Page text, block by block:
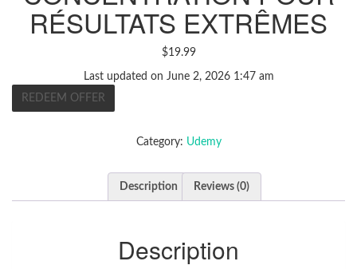
RÉSULTATS EXTRÊMES
$19.99
Last updated on June 2, 2026 1:47 am
REDEEM OFFER
Category: Udemy
Description Reviews (0)
Description